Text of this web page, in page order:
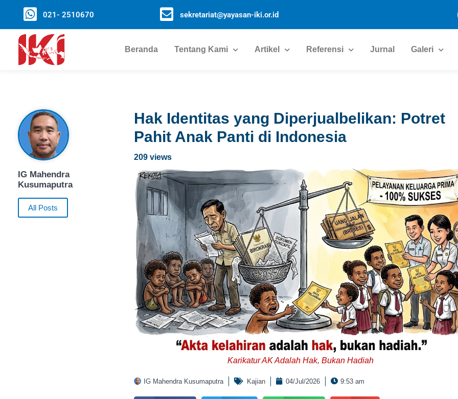
021- 2510670 sekretariat@yayasan-iki.or.id
Beranda Tentang Kami Artikel Referensi Jurnal Galeri
IG Mahendra
Kusumaputra
All Posts
Hak Identitas yang Diperjualbelikan: Potret
Pahit Anak Panti di Indonesia
209 views
Karikatur AK Adalah Hak, Bukan Hadiah
IG Mahendra Kusumaputra Kajian 04/Jul/2026 9:53 am